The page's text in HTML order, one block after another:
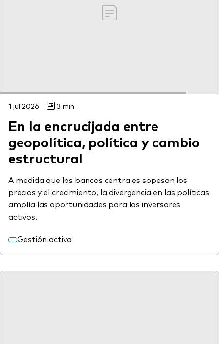
1 jul 2026 3 min
En la encrucijada entre
geopolítica, política y cambio
estructural
A medida que los bancos centrales sopesan los
precios y el crecimiento, la divergencia en las políticas
amplía las oportunidades para los inversores
activos.
Gestión activa